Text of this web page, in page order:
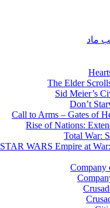
ماد
The Elder
Sid Meier’s
Don’t
Call to Arms – Gates of
Rise of Nations:
Total War:
STAR WARS Empire at
Company